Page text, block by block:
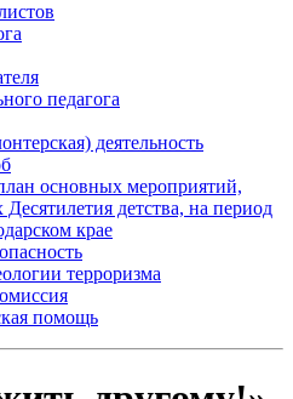
педагога
деятельность
основных мероприятий,
детства, на период
крае
терроризма
помощь